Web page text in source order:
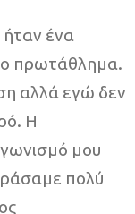
ένα
πρωτάθλημα.
αλλά εγώ δεν
Η
μου
πολύ